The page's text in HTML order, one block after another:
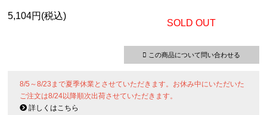
5,104円(税込)
SOLD OUT
この商品について問い合わせる
8/5～8/23まで夏季休業とさせていただきます。お休み中にいただいた
ご注文は8/24以降順次出荷させていただきます。
詳しくはこちら